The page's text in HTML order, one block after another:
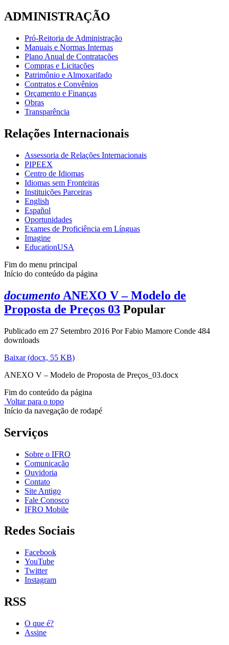
ADMINISTRAÇÃO
Pró-Reitoria de Administração
Manuais e Normas Internas
Plano Anual de Contratações
Compras e Licitações
Patrimônio e Almoxarifado
Contratos e Convênios
Orçamento e Finanças
Obras
Transparência
Relações Internacionais
Assessoria de Relações Internacionais
PIPEEX
Centro de Idiomas
Idiomas sem Fronteiras
Instituições Parceiras
English
Español
Oportunidades
Exames de Proficiência em Línguas
Imagine
EducationUSA
Fim do menu principal
Início do conteúdo da página
documento ANEXO V – Modelo de
Proposta de Preços 03 Popular
Publicado em 27 Setembro 2016 PorFabio Mamore Conde 484
downloads
Baixar(docx, 55 KB)
ANEXO V – Modelo de Proposta de Preços_03.docx
Fim do conteúdo da página
Voltar para o topo
Início da navegação de rodapé
Serviços
Sobre o IFRO
Comunicação
Ouvidoria
Contato
Site Antigo
Fale Conosco
IFRO Mobile
Redes Sociais
Facebook
YouTube
Twitter
Instagram
RSS
O que é?
Assine